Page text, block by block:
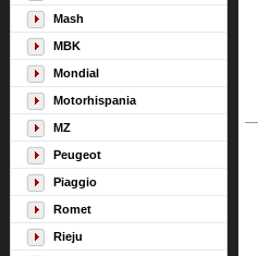
Mash
MBK
Mondial
Motorhispania
MZ
Peugeot
Piaggio
Romet
Rieju